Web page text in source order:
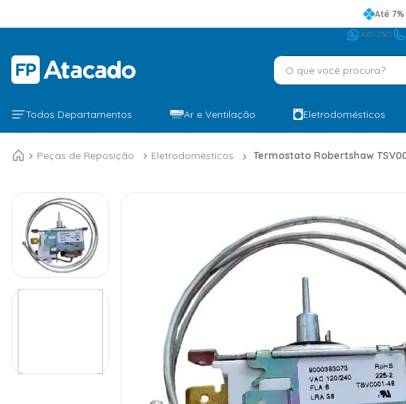
Até 7%
4007-2565
O que você procura?
Todos Departamentos Ar e Ventilação Eletrodomésticos
Peças de Reposição Eletrodomésticos Termostato Robertshaw